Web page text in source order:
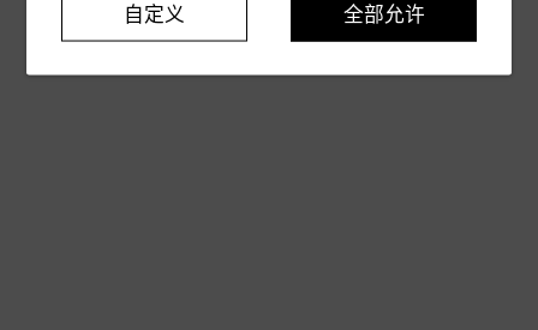
自定义 全部允许